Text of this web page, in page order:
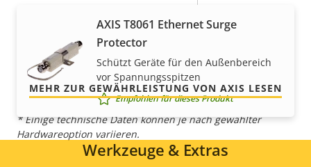
Für den Außenbereich
geeignet
IP-Schutzklasse
* Einige technische Daten können je nach gewählter
Hardwareoption variieren.
AXIS T8061 Ethernet Surge
Protector
Schützt Geräte für den Außenbereich
vor Spannungsspitzen
Empfohlen für dieses Produkt
Werkzeuge & Extras
störungsfreien Betrieb und Kontrolle über Ihre
Kosten.
MEHR ZUR GEWÄHRLEISTUNG VON AXIS LESEN